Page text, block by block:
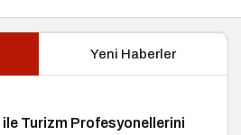
Yeni Haberler
ile Turizm Profesyonellerini